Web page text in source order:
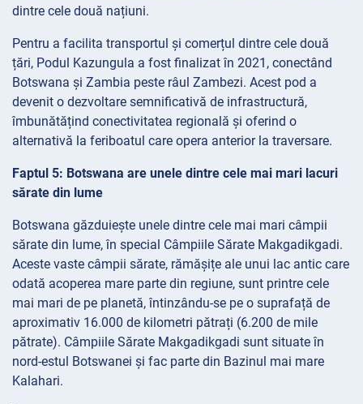
dintre cele două națiuni.
Pentru a facilita transportul și comerțul dintre cele două
țări, Podul Kazungula a fost finalizat în 2021, conectând
Botswana și Zambia peste râul Zambezi. Acest pod a
devenit o dezvoltare semnificativă de infrastructură,
îmbunătățind conectivitatea regională și oferind o
alternativă la feriboatul care opera anterior la traversare.
Faptul 5: Botswana are unele dintre cele mai mari lacuri
sărate din lume
Botswana găzduiește unele dintre cele mai mari câmpii
sărate din lume, în special Câmpiile Sărate Makgadikgadi.
Aceste vaste câmpii sărate, rămășițe ale unui lac antic care
odată acoperea mare parte din regiune, sunt printre cele
mai mari de pe planetă, întinzându-se pe o suprafață de
aproximativ 16.000 de kilometri pătrați (6.200 de mile
pătrate). Câmpiile Sărate Makgadikgadi sunt situate în
nord-estul Botswanei și fac parte din Bazinul mai mare
Kalahari.